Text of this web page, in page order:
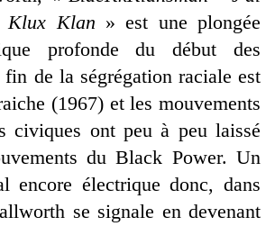
Klan » est une plongée
profonde du début des
fin de la ségrégation raciale est
(1967) et les mouvements
civiques ont peu à peu laissé
du Black Power. Un
encore électrique donc, dans
se signale en devenant